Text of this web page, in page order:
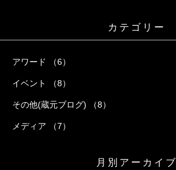
カテゴリー
アワード （6）
イベント （8）
その他(蔵元ブログ) （8）
メディア （7）
月別アーカイブ